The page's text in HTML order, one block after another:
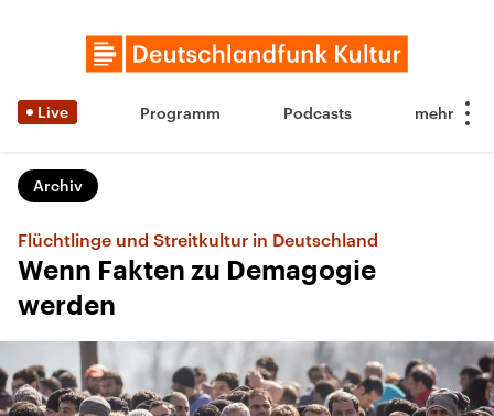
Live Programm Podcasts
Archiv
Flüchtlinge und Streitkultur in Deutschland
Wenn Fakten zu Demagogie
werden